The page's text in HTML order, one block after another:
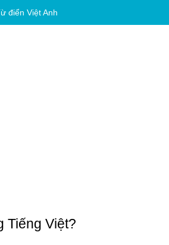
điển Việt Anh
Tiếng Việt?